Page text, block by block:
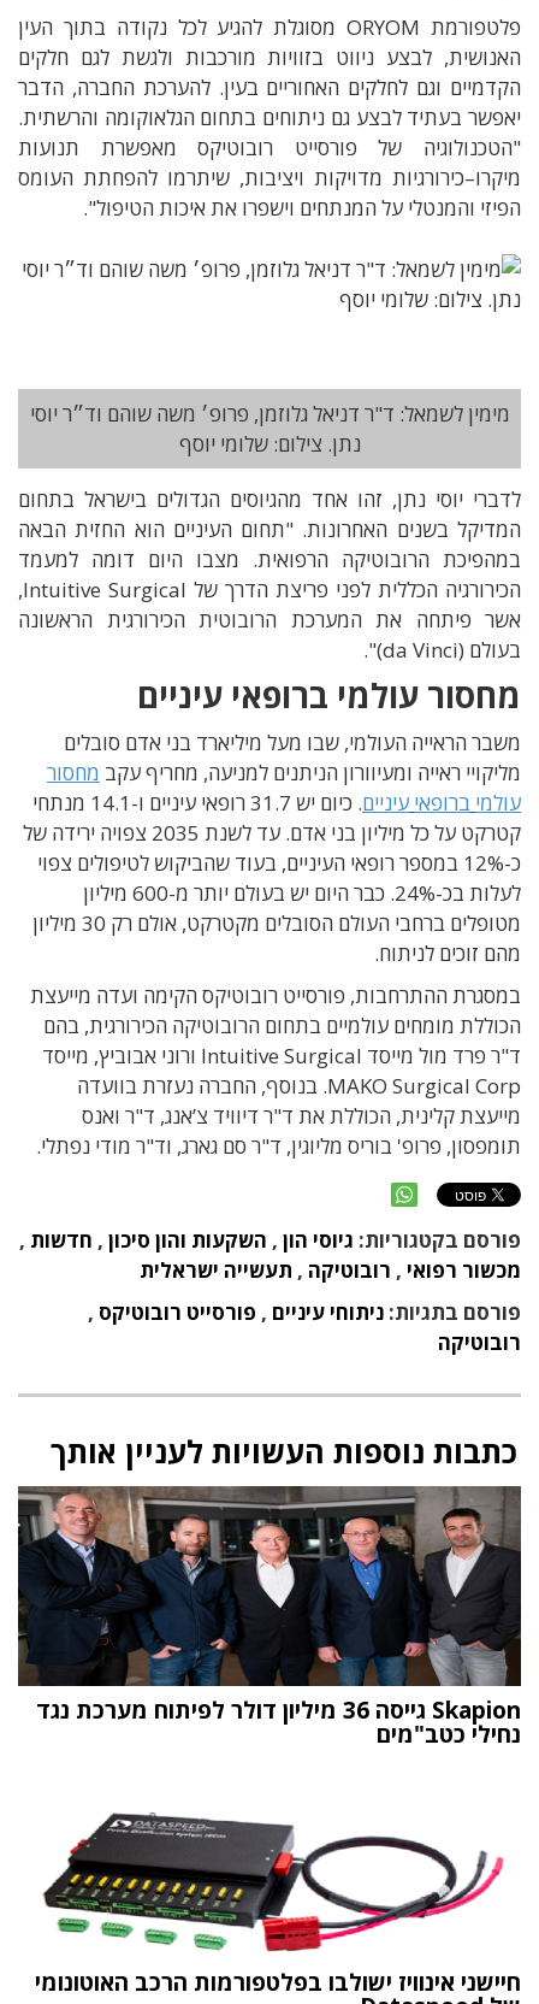
פלטפורמת ORYOM מסוגלת להגיע לכל נקודה בתוך העין
האנושית, לבצע ניווט בזוויות מורכבות ולגשת לגם חלקים
הקדמיים וגם לחלקים האחוריים בעין. להערכת החברה, הדבר
יאפשר בעתיד לבצע גם ניתוחים בתחום הגלאוקומה והרשתית.
"הטכנולוגיה של פורסייט רובוטיקס מאפשרת תנועות
מיקרו–כירורגיות מדויקות ויציבות, שיתרמו להפחתת העומס
הפיזי והמנטלי על המנתחים וישפרו את איכות הטיפול".
מימין לשמאל: ד"ר דניאל גלוזמן, פרופ׳ משה שוהם וד״ר יוסי
נתן. צילום: שלומי יוסף
לדברי יוסי נתן, זהו אחד מהגיוסים הגדולים בישראל בתחום
המדיקל בשנים האחרונות. "תחום העיניים הוא החזית הבאה
במהפיכת הרובוטיקה הרפואית. מצבו היום דומה למעמד
הכירורגיה הכללית לפני פריצת הדרך של Intuitive Surgical,
אשר פיתחה את המערכת הרובוטית הכירורגית הראשונה
בעולם (da Vinci)
"
.
מחסור עולמי ברופאי עיניים
משבר הראייה העולמי, שבו מעל מיליארד בני אדם סובלים
מליקויי ראייה ומעיוורון הניתנים למניעה, מחריף עקב מחסור
עולמי ברופאי עיניים. כיום יש 31.7 רופאי עיניים ו-14.1
מנתחי
קטרקט על כל מיליון בני אדם. עד לשנת
2035 צפויה ירידה של
כ-12% במספר רופאי העיניים, בעוד שהביקוש לטיפולים צפוי
לעלות בכ-24%. כבר היום יש בעולם יותר מ- 600 מיליון
מטופלים ברחבי העולם הסובלים מקטרקט, אולם רק 30 מיליון
מהם זוכים לניתוח.
במסגרת ההתרחבות, פורסייט רובוטיקס הקימה ועדה מייעצת
הכוללת מומחים עולמיים בתחום הרובוטיקה הכירורגית, בהם
ד"ר פרד מול מייסד Intuitive Surgical ורוני אבוביץ, מייסד
MAKO Surgical Corp. בנוסף, החברה נעזרת בוועדה
מייעצת קלינית, הכוללת את ד"ר דיוויד צ’אנג, ד"ר ואנס
תומפסון, פרופ' בוריס מליוגין, ד"ר סם גארג, וד"ר מודי נפתלי.
פורסם בקטגוריות: גיוסי הון , השקעות והון סיכון , חדשות ,
מכשור רפואי , רובוטיקה , תעשייה ישראלית
פורסם בתגיות: ניתוחי עיניים , פורסייט רובוטיקס ,
רובוטיקה
כתבות נוספות העשויות לעניין אותך
Skapion גייסה 36 מיליון דולר לפיתוח מערכת נגד
נחילי כטב"מים
חיישני אינוויז ישולבו בפלטפורמות הרכב האוטונומי